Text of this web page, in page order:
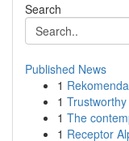
Search
Published News
1
1
1 The
1 Receptor